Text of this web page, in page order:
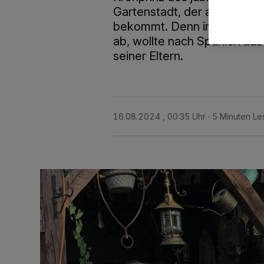
Gartenstadt, der am
bekommt. Denn im Jahre
ab, wollte nach Spanien
seiner Eltern.
16.08.2024 , 00:35 Uhr 5 Minuten